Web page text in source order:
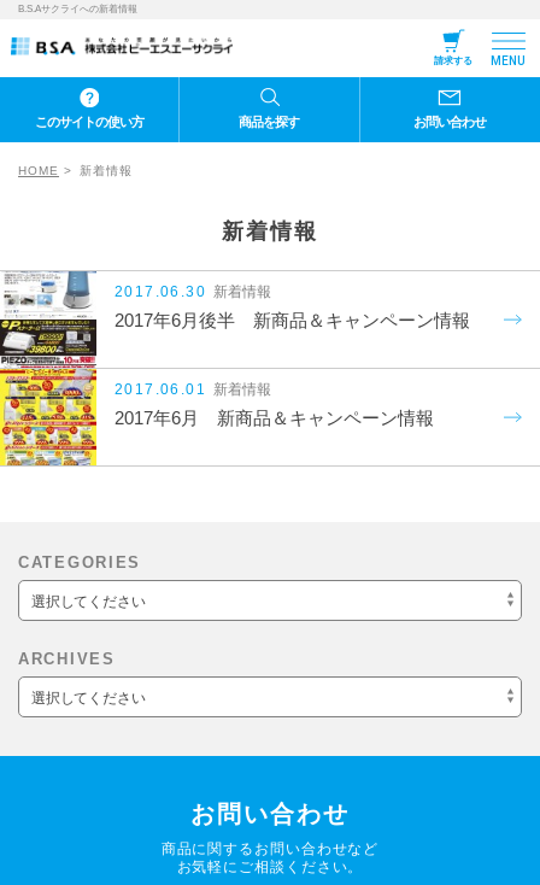
B.S.Aサクライへの新着情報
請求する MENU
このサイトの使い方 商品を探す お問い合わせ
HOME 新着情報
新着情報
2017.06.30 新着情報
2017年6月後半 新商品＆キャンペーン情報
2017.06.01 新着情報
2017年6月 新商品＆キャンペーン情報
CATEGORIES
選択してください
ARCHIVES
選択してください
お問い合わせ
商品に関するお問い合わせなど
お気軽にご相談ください。